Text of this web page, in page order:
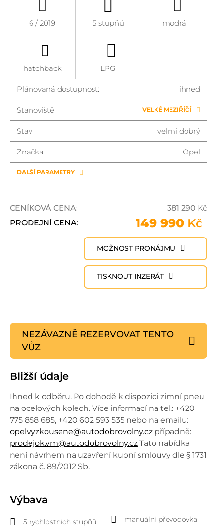
6 / 2019 5 stupňů modrá
hatchback LPG
Plánovaná dostupnost: ihned
Stanoviště VELKÉ MEZIŘÍČÍ
Stav velmi dobrý
Značka Opel
DALŠÍ PARAMETRY
CENÍKOVÁ CENA: 381 290 Kč
PRODEJNÍ CENA:
149 990 Kč
MOŽNOST PRONÁJMU
TISKNOUT INZERÁT
NEZÁVAZNĚ REZERVOVAT TENTO
VŮZ
Bližší údaje
Ihned k odběru. Po dohodě k dispozici zimní pneu
na ocelových kolech. Více informací na tel.: +420
775 858 685, +420 602 593 535 nebo na emailu:
opelvyzkousene@autodobrovolny.cz případně:
prodejok.vm@autodobrovolny.cz Tato nabídka
není návrhem na uzavření kupní smlouvy dle § 1731
zákona č. 89/2012 Sb.
Výbava
5 rychlostních stupňů manuální převodovka